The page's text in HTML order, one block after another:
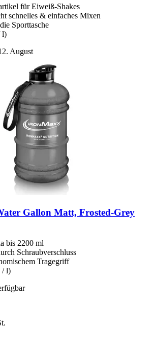
für Eiweiß-Shakes
schnelles & einfaches Mixen
Sporttasche
l)
August
Gallon Matt, Frosted-​Grey
bis 2200 ml
Schraubverschluss
Tragegriff
/ l)